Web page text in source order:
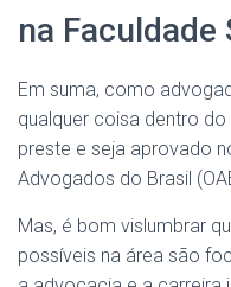
na Faculdade
Em suma, como
qualquer coisa dentro
preste e seja aprovado
Advogados do Brasil
Mas, é bom vislumbrar
possíveis na área são